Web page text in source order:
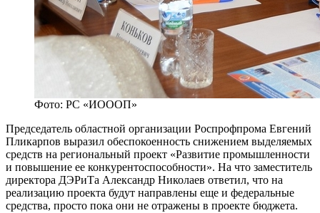
Фото: РС «ИОООП»
Председатель областной организации Роспрофпрома Евгений
Пликарпов выразил обеспокоенность снижением выделяемых
средств на региональный проект «Развитие промышленности
и повышение ее конкурентоспособности». На что заместитель
директора ДЭРиТа Александр Николаев ответил, что на
реализацию проекта будут направлены еще и федеральные
средства, просто пока они не отражены в проекте бюджета.